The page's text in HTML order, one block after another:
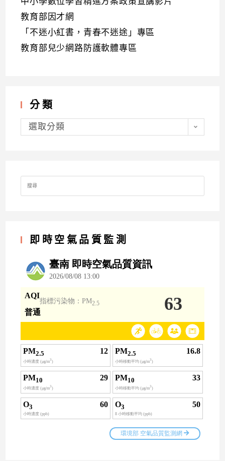
教育部因才網
「不迷小紅書，青春不迷途」專區
教育部兒少網路防護軟體專區
分類
分
類選取分類
Search
for:
即時空氣品質監測